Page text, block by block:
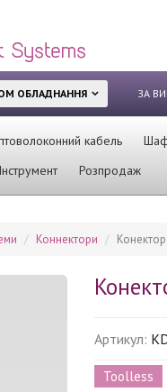
ОБЛАДНАННЯ ЗА
кабель
Інструмент Розпродаж
Коннектори
Артикул:
Toolless